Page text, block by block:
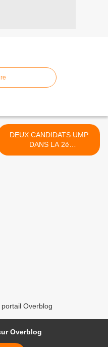
DEUX CANDIDATS UMP
DANS LA 2è
CIRCONSCRIPTION >
Overblog
Overblog